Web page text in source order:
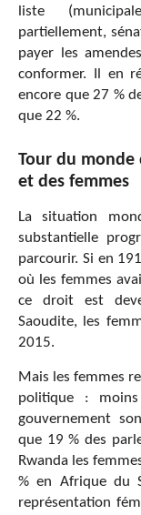
liste
partiellement,
payer les
conformer. Il en
encore que 27 %
que 22 %.
Tour du
et des femmes
La situation
substantielle
parcourir. Si en
où les femmes
ce droit est
Saoudite, les
2015.
Mais les femmes
politique :
gouvernement
que 19 % des
Rwanda les
% en Afrique du
représentation